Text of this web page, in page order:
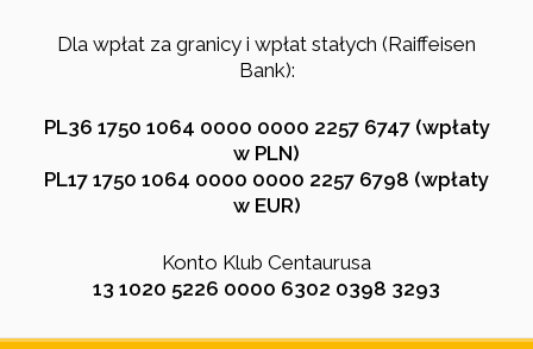
Dla wpłat za granicy i wpłat stałych (Raiffeisen
Bank):
PL36 1750 1064 0000 0000 2257 6747 (wpłaty
w PLN)
PL17 1750 1064 0000 0000 2257 6798 (wpłaty
w EUR)
Konto Klub Centaurusa
13 1020 5226 0000 6302 0398 3293